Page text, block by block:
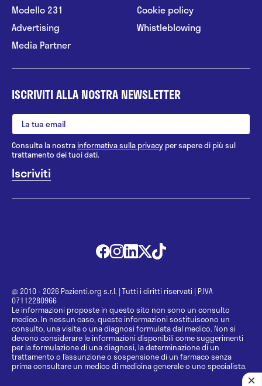
Modello 231
Advertising
Media Partner
Cookie policy
Whistleblowing
ISCRIVITI ALLA NOSTRA NEWSLETTER
Consulta la nostrainformativa sulla privacy per sapere di più sul
trattamento dei tuoi dati.
@ 2010 - 2026 Pazienti.org s.r.l. | Tutti i diritti riservati | P.IVA
07112280966
Le informazioni proposte in questo sito non sono un consulto
medico. In nessun caso, queste informazioni sostituiscono un
consulto, una visita o una diagnosi formulata dal medico. Non si
devono considerare le informazioni disponibili come suggerimenti
per la formulazione di una diagnosi, la determinazione di un
trattamento o l’assunzione o sospensione di un farmaco senza
prima consultare un medico di medicina generale o uno specialista.